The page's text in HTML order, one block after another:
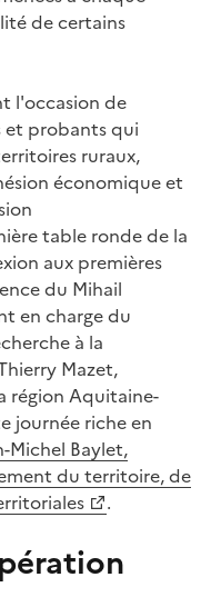
de certains
l'occasion de
et probants qui
ruraux,
économique et
table ronde de la
aux premières
du Mihail
en charge du
à la
Mazet,
région Aquitaine-
journée riche en
Michel Baylet,
du territoire, de
.